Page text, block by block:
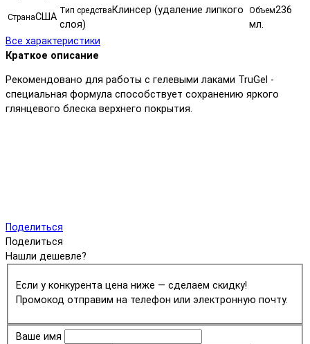
СтранаСША
Тип средства Клинсер (удаление липкого
слоя)
Объем236
мл.
Все характеристики
Краткое описание
Рекомендовано для работы с гелевыми лаками TruGel -
специальная формула способствует сохранению яркого
глянцевого блеска верхнего покрытия.
Поделиться
Поделиться
Нашли дешевле?
Если у конкурента цена ниже — сделаем скидку!
Промокод отправим на телефон или электронную почту.
Ваше имя